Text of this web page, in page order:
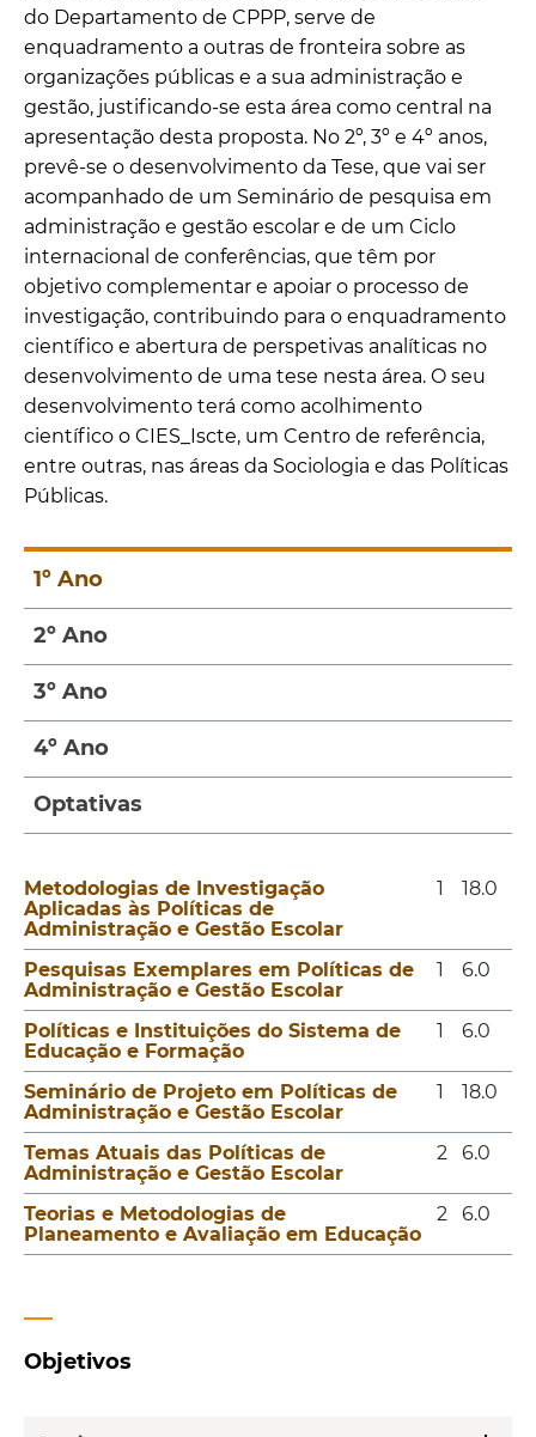
do Departamento de CPPP, serve de
enquadramento a outras de fronteira sobre as
organizações públicas e a sua administração e
gestão, justificando-se esta área como central na
apresentação desta proposta. No 2º, 3º e 4º anos,
prevê-se o desenvolvimento da Tese, que vai ser
acompanhado de um Seminário de pesquisa em
administração e gestão escolar e de um Ciclo
internacional de conferências, que têm por
objetivo complementar e apoiar o processo de
investigação, contribuindo para o enquadramento
científico e abertura de perspetivas analíticas no
desenvolvimento de uma tese nesta área. O seu
desenvolvimento terá como acolhimento
científico o CIES_Iscte, um Centro de referência,
entre outras, nas áreas da Sociologia e das Políticas
Públicas.
1º Ano
2º Ano
3º Ano
4º Ano
Optativas
Metodologias de Investigação
Aplicadas às Políticas de
Administração e Gestão Escolar
1 18.0
Pesquisas Exemplares em Políticas de
Administração e Gestão Escolar
1 6.0
Políticas e Instituições do Sistema de
Educação e Formação
1 6.0
Seminário de Projeto em Políticas de
Administração e Gestão Escolar
1 18.0
Temas Atuais das Políticas de
Administração e Gestão Escolar
2 6.0
Teorias e Metodologias de
Planeamento e Avaliação em Educação
2 6.0
Objetivos